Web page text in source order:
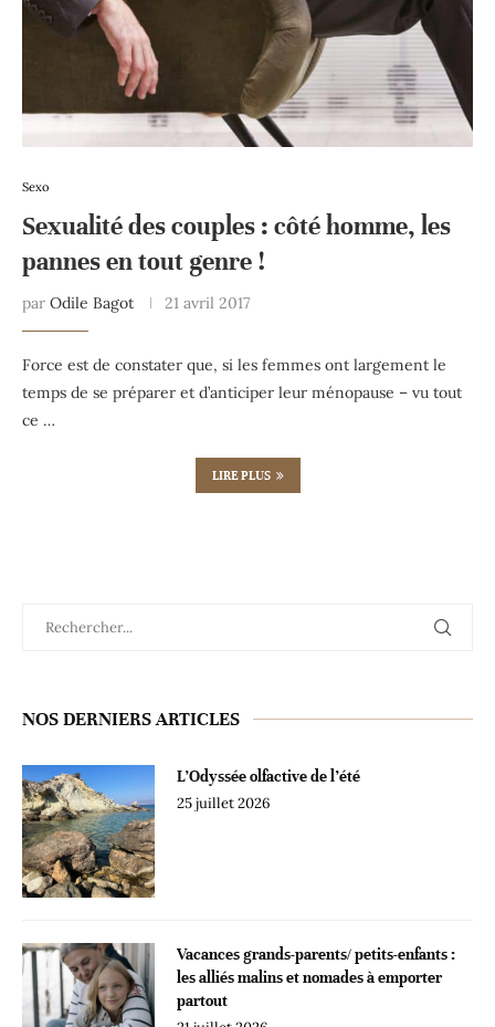
Sexo
Sexualité des couples : côté homme, les
pannes en tout genre !
par Odile Bagot 21 avril 2017
Force est de constater que, si les femmes ont largement le
temps de se préparer et d’anticiper leur ménopause – vu tout
ce …
LIRE PLUS
NOS DERNIERS ARTICLES
L’Odyssée olfactive de l’été
25 juillet 2026
Vacances grands-parents/ petits-enfants :
les alliés malins et nomades à emporter
partout